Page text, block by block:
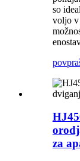
so
voljo v
za